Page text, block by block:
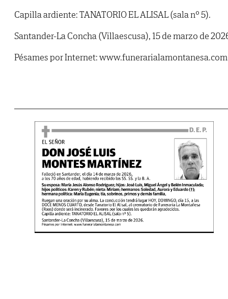
Capilla ardiente: TANATORIO EL ALISAL (sala nº 5).
Santander-La Concha (Villaescusa), 15 de marzo de
Pésames por Internet: www.funerarialamontanesa.com